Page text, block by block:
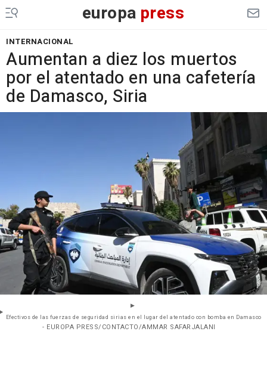
europa press
INTERNACIONAL
Aumentan a diez los muertos
por el atentado en una cafetería
de Damasco, Siria
Efectivos de las fuerzas de seguridad sirias en el lugar del atentado con bomba en Damasco
- EUROPA PRESS/CONTACTO/AMMAR SAFARJALANI